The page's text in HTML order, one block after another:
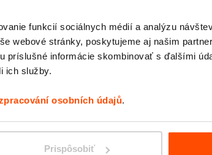
funkcií sociálnych médií a analýzu
webové stránky, poskytujeme aj našim
príslušné informácie skombinovať s ďalšími
ich služby.
osobních údajů.
Prispôsobiť